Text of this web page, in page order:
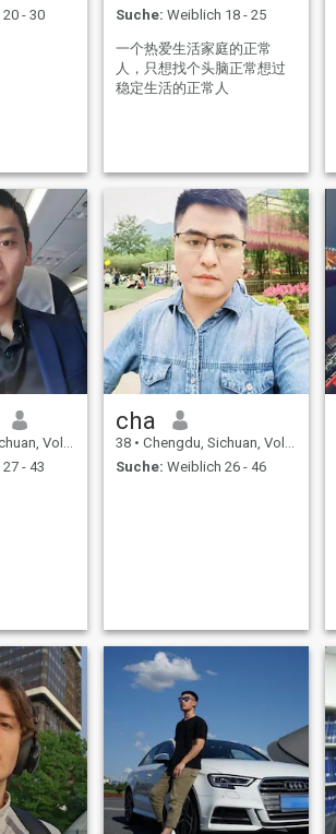
- 30
Suche: Weiblich 18 - 25
一个热爱生活家庭的正常
人，只想找个头脑正常想过
稳定生活的正常人
China
- 43
cha
38 • Chengdu, Sichuan, Volksrep. China
Suche: Weiblich 26 - 46